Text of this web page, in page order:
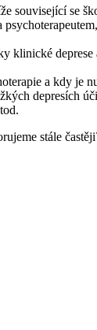
související se
klinické
a kdy je
depresích
stále